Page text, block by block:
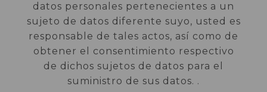
datos personales pertenecientes a un
sujeto de datos diferente suyo, usted es
responsable de tales actos, así como de
obtener el consentimiento respectivo
de dichos sujetos de datos para el
suministro de sus datos. .